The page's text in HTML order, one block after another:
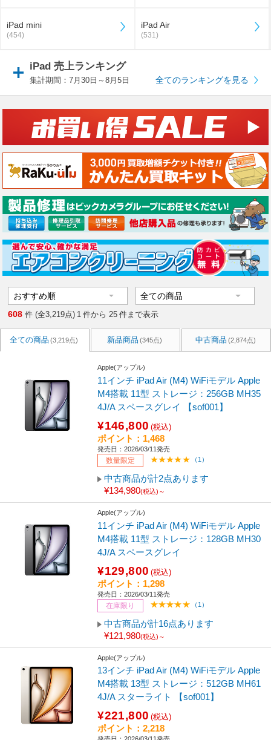
iPad mini
(454)
iPad Air
(531)
iPad 売上ランキング
集計期間：7月30日～8月5日 全てのランキングを見る
608 件 (全3,219点) 1 件から 25 件まで表示
全ての商品 (3,219点) 新品商品 (345点) 中古商品 (2,874点)
Apple(アップル)
11インチ iPad Air (M4) WiFiモデル Apple
M4搭載 11型 ストレージ：256GB MH35
4J/A スペースグレイ 【sof001】
¥146,800 (税込)
ポイント：1,468
発売日：2026/03/11発売
数量限定 （1）
中古商品が計2点あります
¥134,980(税込)～
Apple(アップル)
11インチ iPad Air (M4) WiFiモデル Apple
M4搭載 11型 ストレージ：128GB MH30
4J/A スペースグレイ
¥129,800 (税込)
ポイント：1,298
発売日：2026/03/11発売
在庫限り （1）
中古商品が計16点あります
¥121,980(税込)～
Apple(アップル)
13インチ iPad Air (M4) WiFiモデル Apple
M4搭載 13型 ストレージ：512GB MH61
4J/A スターライト 【sof001】
¥221,800 (税込)
ポイント：2,218